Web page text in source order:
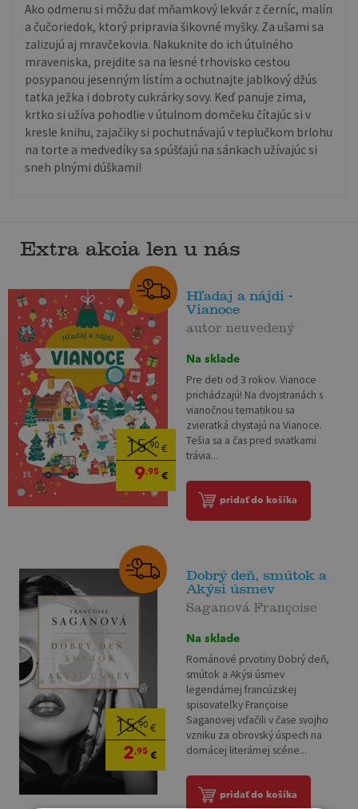
Ako odmenu si môžu dať mňamkový lekvár z černíc, malín
a čučoriedok, ktorý pripravia šikovné myšky. Za ušami sa
zalizujú aj mravčekovia. Nakuknite do ich útulného
mraveniska, prejdite sa na lesné trhovisko cestou
posypanou jesenným lístím a ochutnajte jablkový džús
tatka ježka i dobroty cukrárky sovy. Keď panuje zima,
krtko si užíva pohodlie v útulnom domčeku čítajúc si v
kresle knihu, zajačiky si pochutnávajú v teplučkom brlohu
na torte a medvedíky sa spúšťajú na sánkach užívajúc si
sneh plnými dúškami!
Extra akcia len u nás
15,90€
9,95€
Hľadaj a nájdi -
Vianoce
autor neuvedený
Na sklade
Pre deti od 3 rokov. Vianoce
prichádzajú! Na dvojstranách s
vianočnou tematikou sa
zvieratká chystajú na Vianoce.
Tešia sa a čas pred sviatkami
trávia...
pridať do košíka
15,90 €
2,95 €
Dobrý deň, smútok a
Akýsi úsmev
Saganová Françoise
Na sklade
Románové prvotiny Dobrý deň,
smútok a Akýsi úsmev
legendárnej francúzskej
spisovateľky Françoise
Saganovej vďačili v čase svojho
vzniku za obrovský úspech na
domácej literárnej scéne...
pridať do košíka